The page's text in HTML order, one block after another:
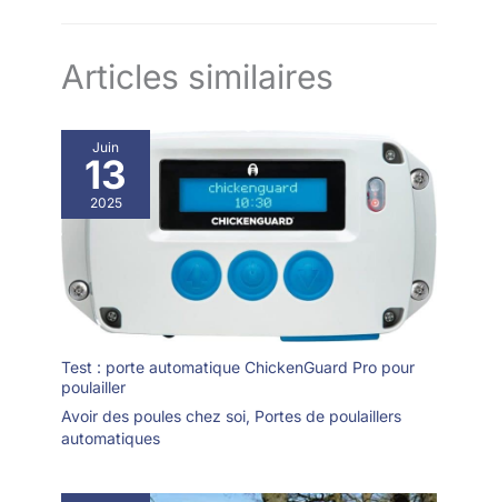
Articles similaires
Juin
13
2025
Test : porte automatique ChickenGuard Pro pour
poulailler
Avoir des poules chez soi, Portes de poulaillers
automatiques